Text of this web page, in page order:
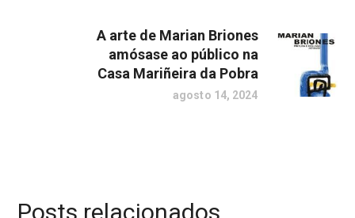
A arte de Marian Briones
amósase ao público na
Casa Mariñeira da Pobra
agosto 14, 2024
Posts relacionados